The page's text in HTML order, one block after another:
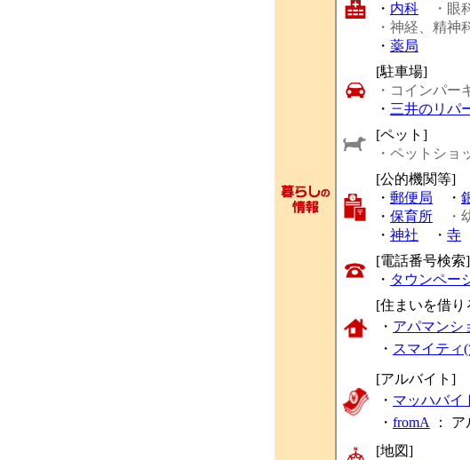
・ 内科 ・眼
・神経、精神
・ 薬局
[駐車場]
・コインパー
・ 三井のリパ
[ペット]
・ペットショ
[公的機関等]
・ 郵便局 ・
・ 保育所 ・
・ 神社 ・ 寺
[電話番号検索]
・ タウンペー
[住まいを借り
・ アパマンシ
・ スマイティ
[アルバイト]
・ マッハバイ
・ fromA ： ア
[地図]